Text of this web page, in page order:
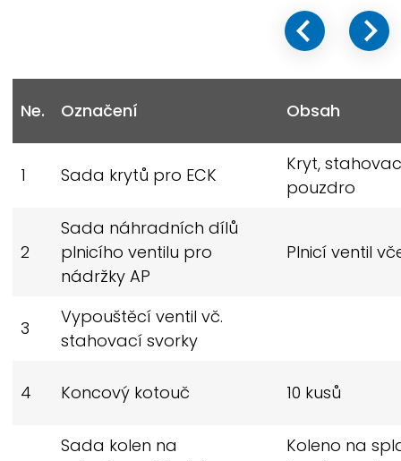
Ne. Označení Obsah
1 Sada krytů pro ECK
Kryt,
pouzdro
2
Sada náhradních dílů
plnicího ventilu pro
nádržky AP
Plnicí ventil
3
Vypouštěcí ventil vč.
stahovací svorky
4 Koncový kotouč 10 kusů
Sada kolen na
Koleno na